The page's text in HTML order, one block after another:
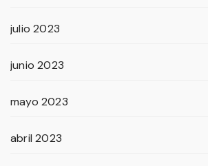
julio 2023
junio 2023
mayo 2023
abril 2023